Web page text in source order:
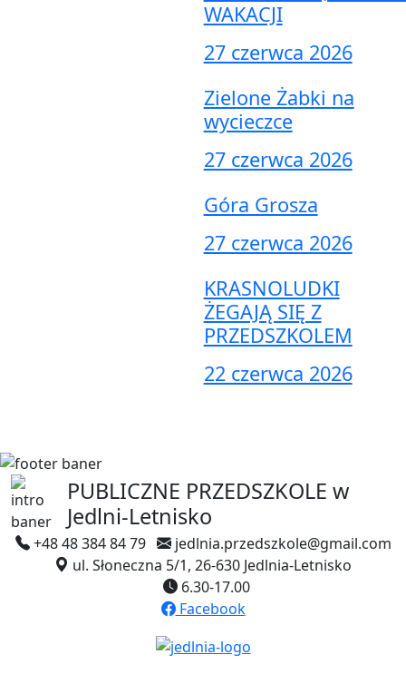
WAKACJI
27 czerwca 2026
Zielone Żabki na
wycieczce
27 czerwca 2026
Góra Grosza
27 czerwca 2026
KRASNOLUDKI
ŻEGAJĄ SIĘ Z
PRZEDSZKOLEM
22 czerwca 2026
PUBLICZNE PRZEDSZKOLE w
Jedlni-Letnisko
+48 48 384 84 79
jedlnia.przedszkole@gmail.com
ul. Słoneczna 5/1, 26-630 Jedlnia-Letnisko
6.30-17.00
Facebook